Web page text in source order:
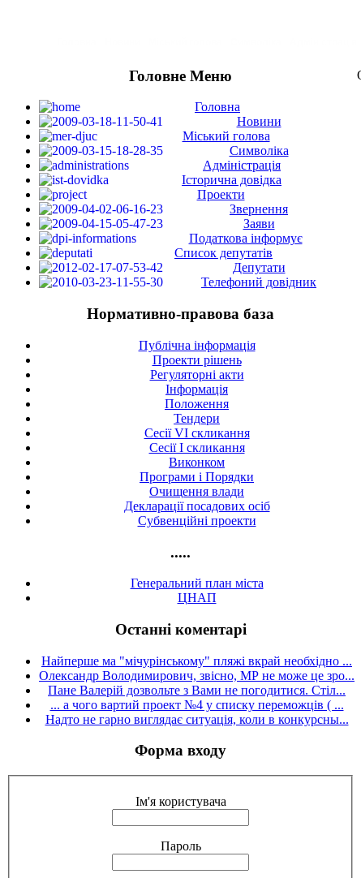
Головне Меню
Головна
Новини
Міський голова
Символіка
Адміністрація
Історична довідка
Проекти
Звернення
Заяви
Податкова інформує
Список депутатів
Депутати
Телефоний довідник
Нормативно-правова база
Публічна інформація
Проекти рішень
Регуляторні акти
Інформація
Положення
Тендери
Сесії VI скликання
Сесії I скликання
Виконком
Програми і Порядки
Очищення влади
Декларації посадових осіб
Субвенційні проекти
.....
Генеральний план міста
ЦНАП
Останні коментарі
Найперше ма "мічурінському" пляжі вкрай необхідно ...
Олександр Володимирович, звісно, МР не може це зро...
Пане Валерій дозвольте з Вами не погодитися. Стіл...
... а чого вартий проект №4 у списку переможців ( ...
Надто не гарно виглядає ситуація, коли в конкурсны...
Форма входу
Ім'я користувача
Пароль